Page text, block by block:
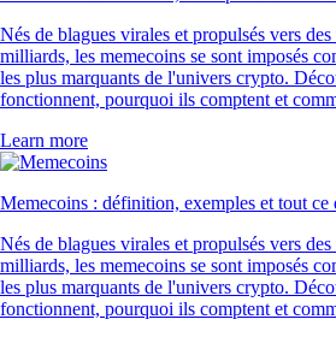
Nés de blagues virales et propulsés vers
milliards, les memecoins se sont imposés
les plus marquants de l'univers crypto.
fonctionnent, pourquoi ils comptent et
Learn more
Memecoins : définition, exemples et tout
Nés de blagues virales et propulsés vers
milliards, les memecoins se sont imposés
les plus marquants de l'univers crypto.
fonctionnent, pourquoi ils comptent et